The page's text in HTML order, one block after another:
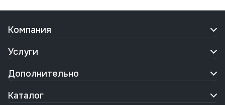
Компания
Услуги
Дополнительно
Каталог